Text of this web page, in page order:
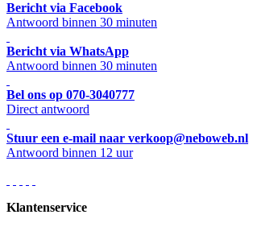
Bericht via Facebook
Antwoord binnen 30 minuten
Bericht via WhatsApp
Antwoord binnen 30 minuten
Bel ons op 070-3040777
Direct antwoord
Stuur een e-mail naar verkoop@neboweb.nl
Antwoord binnen 12 uur
Klantenservice